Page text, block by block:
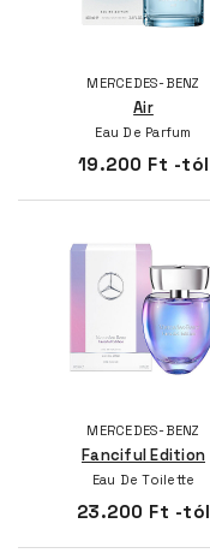
MERCEDES-BENZ
Air
Eau De Parfum
19.200 Ft -tól
MERCEDES-BENZ
Fanciful Edition
Eau De Toilette
23.200 Ft -tól